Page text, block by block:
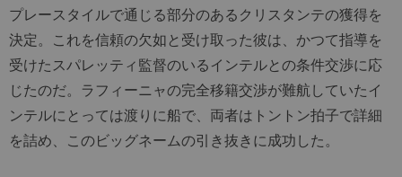
プレースタイルで通じる部分のあるクリスタンテの獲得を
決定。これを信頼の欠如と受け取った彼は、かつて指導を
受けたスパレッティ監督のいるインテルとの条件交渉に応
じたのだ。ラフィーニャの完全移籍交渉が難航していたイ
ンテルにとっては渡りに船で、両者はトントン拍子で詳細
を詰め、このビッグネームの引き抜きに成功した。